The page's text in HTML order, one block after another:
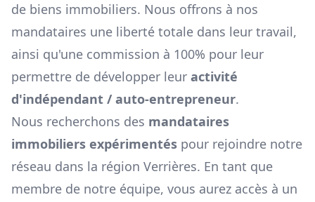
de biens immobiliers. Nous offrons à nos
mandataires une liberté totale dans leur travail,
ainsi qu'une commission à 100% pour leur
permettre de développer leur activité
d'indépendant / auto-entrepreneur.
Nous recherchons des mandataires
immobiliers expérimentés pour rejoindre notre
réseau dans la région Verrières. En tant que
membre de notre équipe, vous aurez accès à un